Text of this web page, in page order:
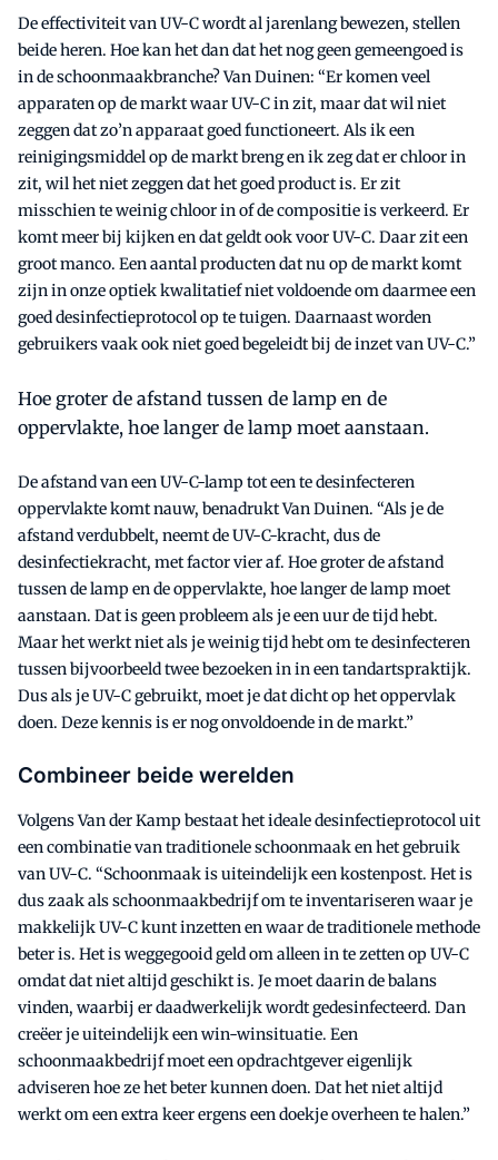
De effectiviteit van UV-C wordt al jarenlang bewezen, stellen
beide heren. Hoe kan het dan dat het nog geen gemeengoed is
in de schoonmaakbranche? Van Duinen: “Er komen veel
apparaten op de markt waar UV-C in zit, maar dat wil niet
zeggen dat zo’n apparaat goed functioneert. Als ik een
reinigingsmiddel op de markt breng en ik zeg dat er chloor in
zit, wil het niet zeggen dat het goed product is. Er zit
misschien te weinig chloor in of de compositie is verkeerd. Er
komt meer bij kijken en dat geldt ook voor UV-C. Daar zit een
groot manco. Een aantal producten dat nu op de markt komt
zijn in onze optiek kwalitatief niet voldoende om daarmee een
goed desinfectieprotocol op te tuigen. Daarnaast worden
gebruikers vaak ook niet goed begeleidt bij de inzet van UV-C.”
Hoe groter de afstand tussen de lamp en de
oppervlakte, hoe langer de lamp moet aanstaan.
De afstand van een UV-C-lamp tot een te desinfecteren
oppervlakte komt nauw, benadrukt Van Duinen. “Als je de
afstand verdubbelt, neemt de UV-C-kracht, dus de
desinfectiekracht, met factor vier af. Hoe groter de afstand
tussen de lamp en de oppervlakte, hoe langer de lamp moet
aanstaan. Dat is geen probleem als je een uur de tijd hebt.
Maar het werkt niet als je weinig tijd hebt om te desinfecteren
tussen bijvoorbeeld twee bezoeken in in een tandartspraktijk.
Dus als je UV-C gebruikt, moet je dat dicht op het oppervlak
doen. Deze kennis is er nog onvoldoende in de markt.”
Combineer beide werelden
Volgens Van der Kamp bestaat het ideale desinfectieprotocol uit
een combinatie van traditionele schoonmaak en het gebruik
van UV-C. “Schoonmaak is uiteindelijk een kostenpost. Het is
dus zaak als schoonmaakbedrijf om te inventariseren waar je
makkelijk UV-C kunt inzetten en waar de traditionele methode
beter is. Het is weggegooid geld om alleen in te zetten op UV-C
omdat dat niet altijd geschikt is. Je moet daarin de balans
vinden, waarbij er daadwerkelijk wordt gedesinfecteerd. Dan
creëer je uiteindelijk een win-winsituatie. Een
schoonmaakbedrijf moet een opdrachtgever eigenlijk
adviseren hoe ze het beter kunnen doen. Dat het niet altijd
werkt om een extra keer ergens een doekje overheen te halen.”